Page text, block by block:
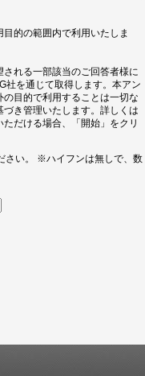
的の範囲内で利用いたしま
れる一部該当のご回答者様に
社を通じて取得します。本アン
目的で利用することは一切な
き管理いたします。詳しくは
だける場合、「開始」をクリ
さい。 ※ハイフンは無しで、数